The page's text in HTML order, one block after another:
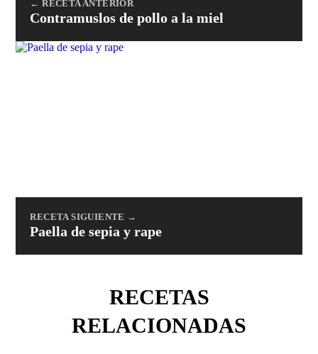
← RECETA ANTERIOR
Contramuslos de pollo a la miel
RECETA SIGUIENTE →
Paella de sepia y rape
RECETAS
RELACIONADAS